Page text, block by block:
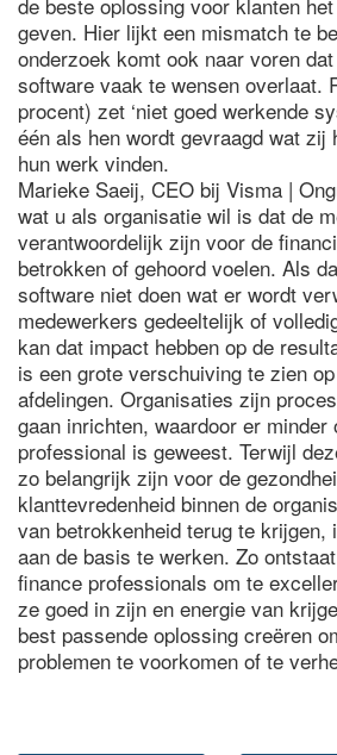
geven. Hier lijkt een mismatch te
onderzoek komt ook naar voren
software vaak te wensen overlaat.
procent) zet ‘niet goed werkende
één als hen wordt gevraagd wat zij
hun werk vinden.
Marieke Saeij, CEO bij Visma |
wat u als organisatie wil is dat de
verantwoordelijk zijn voor de
betrokken of gehoord voelen. Als
software niet doen wat er wordt
medewerkers gedeeltelijk of
kan dat impact hebben op de
is een grote verschuiving te zien
afdelingen. Organisaties zijn
gaan inrichten, waardoor er minder
professional is geweest. Terwijl
zo belangrijk zijn voor de
klanttevredenheid binnen de
van betrokkenheid terug te krijgen,
aan de basis te werken. Zo
finance professionals om te
ze goed in zijn en energie van
best passende oplossing creëren
problemen te voorkomen of te